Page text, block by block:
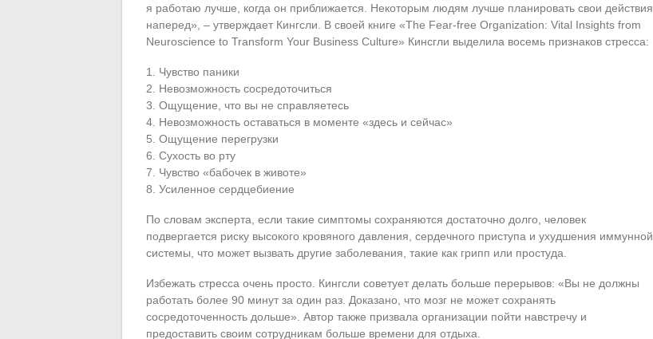
я работаю лучше, когда он приближается. Некоторым людям лучше планировать свои действия
наперед», – утверждает Кингсли. В своей книге «The Fear-free Organization: Vital Insights from
Neuroscience to Transform Your Business Culture» Кинсгли выделила восемь признаков стресса:
1. Чувство паники
2. Невозможность сосредоточиться
3. Ощущение, что вы не справляетесь
4. Невозможность оставаться в моменте «здесь и сейчас»
5. Ощущение перегрузки
6. Сухость во рту
7. Чувство «бабочек в животе»
8. Усиленное сердцебиение
По словам эксперта, если такие симптомы сохраняются достаточно долго, человек
подвергается риску высокого кровяного давления, сердечного приступа и ухудшения иммунной
системы, что может вызвать другие заболевания, такие как грипп или простуда.
Избежать стресса очень просто. Кингсли советует делать больше перерывов: «Вы не должны
работать более 90 минут за один раз. Доказано, что мозг не может сохранять
сосредоточенность дольше». Автор также призвала организации пойти навстречу и
предоставить своим сотрудникам больше времени для отдыха.